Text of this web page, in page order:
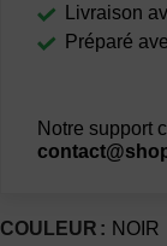
Livraison
Préparé
Notre support
COULEUR NOIR